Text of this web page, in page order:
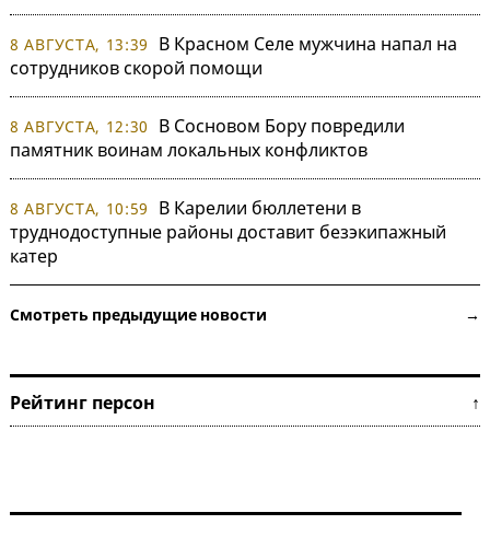
8 АВГУСТА, 13:39
В Красном Селе мужчина напал на
сотрудников скорой помощи
8 АВГУСТА, 12:30
В Сосновом Бору повредили
памятник воинам локальных конфликтов
8 АВГУСТА, 10:59
В Карелии бюллетени в
труднодоступные районы доставит безэкипажный
катер
Смотреть предыдущие новости →
Рейтинг персон ↑